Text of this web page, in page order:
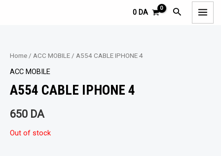
0 DA Rechercher
Home / ACC MOBILE / A554 CABLE IPHONE 4
ACC MOBILE
A554 CABLE IPHONE 4
650 DA
Out of stock